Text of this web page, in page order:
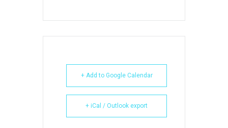
+ Add to Google Calendar
+ iCal / Outlook export